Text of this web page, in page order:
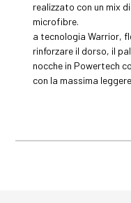
realizzato con un mix
microfibre.
a tecnologia Warrior,
rinforzare il dorso, il
nocche in Powertech
con la massima